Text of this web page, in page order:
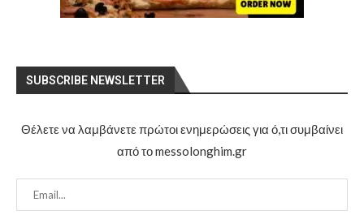
SUBSCRIBE NEWSLETTER
Θέλετε να λαμβάνετε πρώτοι ενημερώσεις για ό,τι συμβαίνει
από το messolonghim.gr